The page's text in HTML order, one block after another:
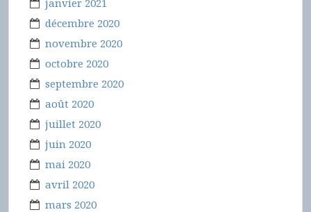
janvier 2021
décembre 2020
novembre 2020
octobre 2020
septembre 2020
août 2020
juillet 2020
juin 2020
mai 2020
avril 2020
mars 2020